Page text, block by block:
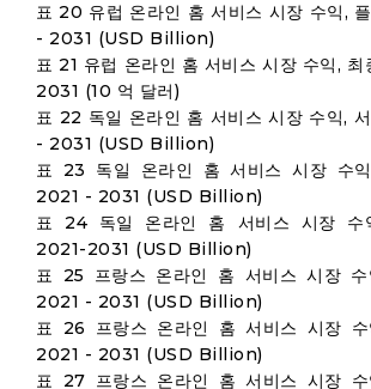
표 20 유럽 온라인 홈 서비스 시장 수익,
- 2031 (USD Billion)
표 21 유럽 온라인 홈 서비스 시장 수익,
2031 (10 억 달러)
표 22 독일 온라인 홈 서비스 시장 수익,
- 2031 (USD Billion)
표 23 독일 온라인 홈 서비스 시장 수
2021 - 2031 (USD Billion)
표 24 독일 온라인 홈 서비스 시장 수
2021-2031 (USD Billion)
표 25 프랑스 온라인 홈 서비스 시장 수
2021 - 2031 (USD Billion)
표 26 프랑스 온라인 홈 서비스 시장 수
2021 - 2031 (USD Billion)
표 27 프랑스 온라인 홈 서비스 시장 수